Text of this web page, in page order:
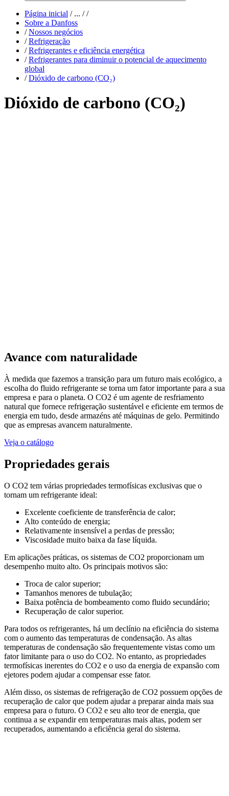
Página inicial /... / /
Sobre a Danfoss
/ Nossos negócios
/ Refrigeração
/ Refrigerantes e eficiência energética
/ Refrigerantes para diminuir o potencial de aquecimento
global
/ Dióxido de carbono (CO₂)
Dióxido de carbono (CO₂)
Avance com naturalidade
À medida que fazemos a transição para um futuro mais ecológico, a
escolha do fluido refrigerante se torna um fator importante para a sua
empresa e para o planeta. O CO2 é um agente de resfriamento
natural que fornece refrigeração sustentável e eficiente em termos de
energia em tudo, desde armazéns até máquinas de gelo. Permitindo
que as empresas avancem naturalmente.
Veja o catálogo
Propriedades gerais
O CO2 tem várias propriedades termofísicas exclusivas que o
tornam um refrigerante ideal:
Excelente coeficiente de transferência de calor;
Alto conteúdo de energia;
Relativamente insensível a perdas de pressão;
Viscosidade muito baixa da fase líquida.
Em aplicações práticas, os sistemas de CO2 proporcionam um
desempenho muito alto. Os principais motivos são:
Troca de calor superior;
Tamanhos menores de tubulação;
Baixa potência de bombeamento como fluido secundário;
Recuperação de calor superior.
Para todos os refrigerantes, há um declínio na eficiência do sistema
com o aumento das temperaturas de condensação. As altas
temperaturas de condensação são frequentemente vistas como um
fator limitante para o uso do CO2. No entanto, as propriedades
termofísicas inerentes do CO2 e o uso da energia de expansão com
ejetores podem ajudar a compensar esse fator.
Além disso, os sistemas de refrigeração de CO2 possuem opções de
recuperação de calor que podem ajudar a preparar ainda mais sua
empresa para o futuro. O CO2 e seu alto teor de energia, que
continua a se expandir em temperaturas mais altas, podem ser
recuperados, aumentando a eficiência geral do sistema.